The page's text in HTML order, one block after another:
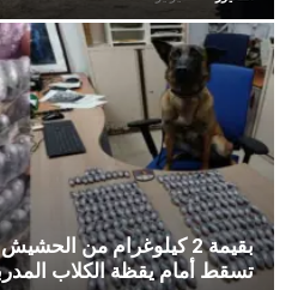
بقيمة 2 كيلوغرام من
تسقط أمام يقظة الكلاب